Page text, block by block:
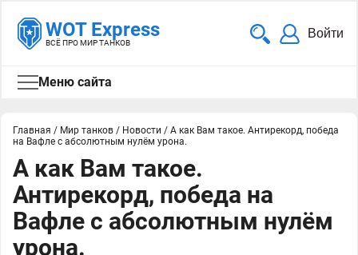
WOT Express
ВСЁ ПРО МИР ТАНКОВ
Войти
Меню сайта
Главная / Мир танков / Новости / А как Вам такое. Антирекорд, победа
на Вафле с абсолютным нулём урона.
А как Вам такое.
Антирекорд, победа на
Вафле с абсолютным нулём
урона.